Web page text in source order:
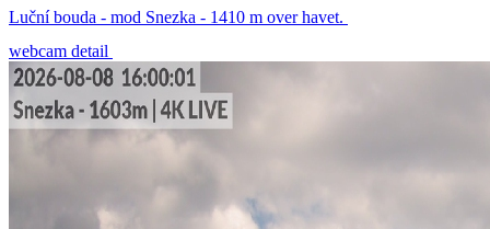
Luční bouda - mod Snezka - 1410 m over havet.
webcam detail